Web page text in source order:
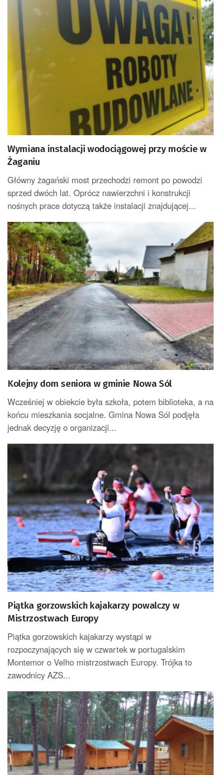
Wymiana instalacji wodociągowej przy moście w
Żaganiu
Główny żagański most przechodzi remont po powodzi
sprzed dwóch lat. Oprócz nawierzchni i konstrukcji
nośnych prace dotyczą także instalacji znajdującej...
Kolejny dom seniora w gminie Nowa Sól
Wcześniej w obiekcie była szkoła, potem biblioteka, a na
końcu mieszkania socjalne. Gmina Nowa Sól podjęła
jednak decyzję o organizacji...
Piątka gorzowskich kajakarzy powalczy w
Mistrzostwach Europy
Piątka gorzowskich kajakarzy wystąpi w
rozpoczynających się w czwartek w portugalskim
Montemor o Velho mistrzostwach Europy. Trójka to
zawodnicy AZS...